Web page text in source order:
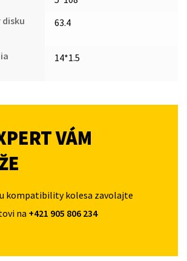
63.4
14*1.5
VÁM
kompatibility kolesa zavolajte
na +421 905 806 234